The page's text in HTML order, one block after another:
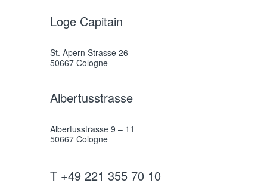
Loge Capitain
St. Apern Strasse 26
50667 Cologne
Albertusstrasse
Albertusstrasse 9 – 11
50667 Cologne
T +49 221 355 70 10